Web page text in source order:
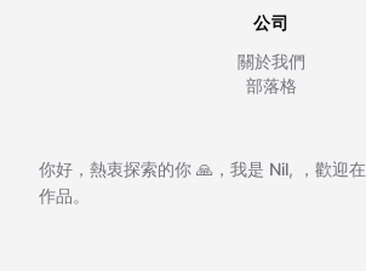
公司
關於我們
部落格
你好，熱衷探索的你 🙏，我是 Nil, ，歡迎在
作品。